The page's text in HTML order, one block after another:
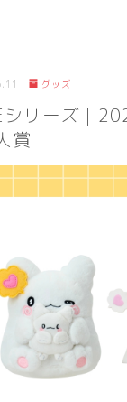
グッズ
リーズ｜
賞